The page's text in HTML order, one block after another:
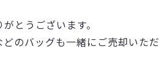
とうございます。
のバッグも一緒にご売却いただ